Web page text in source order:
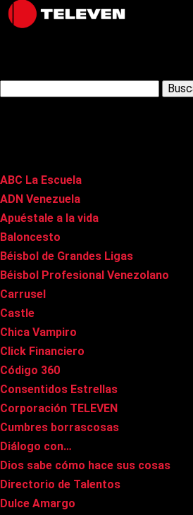
Latest
ABC La Escuela
ADN Venezuela
Apuéstale a la vida
Baloncesto
Béisbol de Grandes Ligas
Béisbol Profesional Venezolano
Carrusel
Castle
Chica Vampiro
Click Financiero
Código 360
Consentidos Estrellas
Corporación TELEVEN
Cumbres borrascosas
Diálogo con…
Dios sabe cómo hace sus cosas
Directorio de Talentos
Dulce Amargo